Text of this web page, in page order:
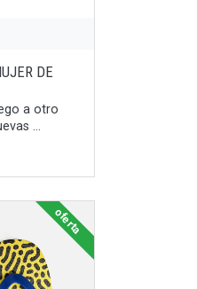
DE
a otro
...
oferta